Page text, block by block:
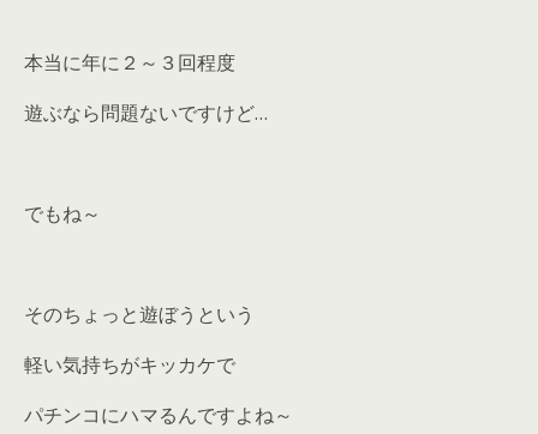
本当に年に２～３回程度
遊ぶなら問題ないですけど…
でもね～
そのちょっと遊ぼうという
軽い気持ちがキッカケで
パチンコにハマるんですよね～